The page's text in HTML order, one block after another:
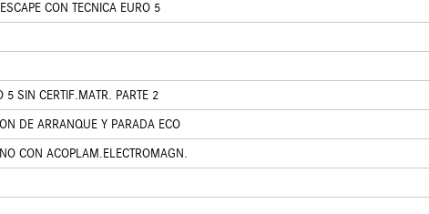
CON TECNICA EURO 5
5 SIN CERTIF.MATR. PARTE 2
DE ARRANQUE Y PARADA ECO
CON ACOPLAM.ELECTROMAGN.